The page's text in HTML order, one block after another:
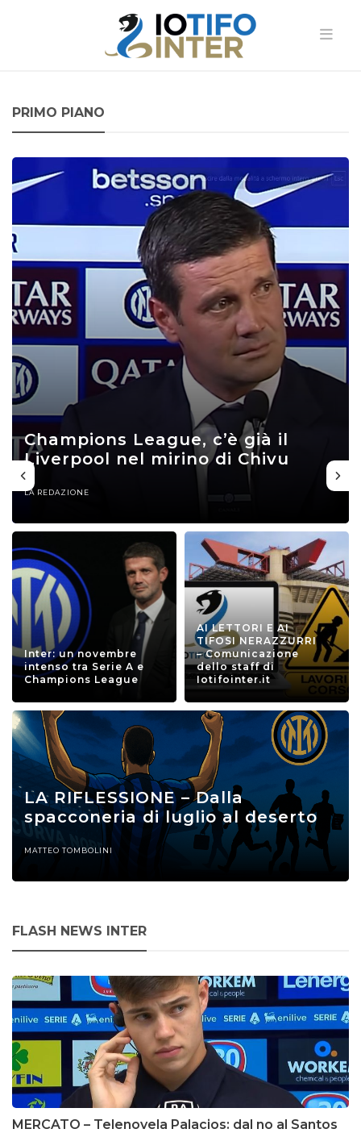
PRIMO PIANO
Champions League, c’è già il
Liverpool nel mirino di Chivu
LA REDAZIONE
Inter: un novembre
intenso tra Serie A e
Champions League
AI LETTORI E AI
TIFOSI NERAZZURRI
– Comunicazione
dello staff di
Iotifointer.it
LA RIFLESSIONE – Dalla
spacconeria di luglio al deserto
MATTEO TOMBOLINI
FLASH NEWS INTER
MERCATO – Telenovela Palacios: dal no al Santos